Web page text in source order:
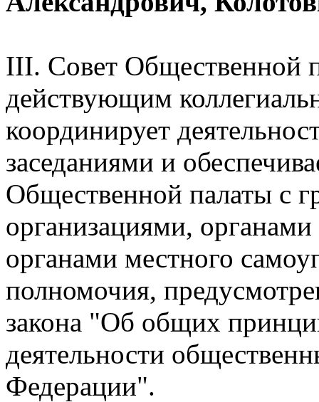
III. Совет Общественной
действующим
координирует
заседаниями и
Общественной палаты с
организациями, органами
органами местного
полномочия,
закона "Об общих
деятельности
Федерации".